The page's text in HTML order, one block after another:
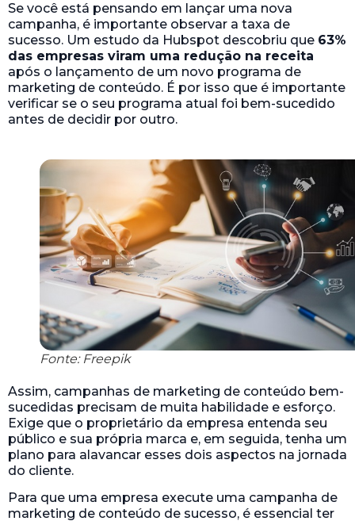
Se você está pensando em lançar uma nova
campanha, é importante observar a taxa de
sucesso. Um estudo da Hubspot descobriu que 63%
das empresas viram uma redução na receita
após o lançamento de um novo programa de
marketing de conteúdo. É por isso que é importante
verificar se o seu programa atual foi bem-sucedido
antes de decidir por outro.
Fonte: Freepik
Assim, campanhas de marketing de conteúdo bem-
sucedidas precisam de muita habilidade e esforço.
Exige que o proprietário da empresa entenda seu
público e sua própria marca e, em seguida, tenha um
plano para alavancar esses dois aspectos na jornada
do cliente.
Para que uma empresa execute uma campanha de
marketing de conteúdo de sucesso, é essencial ter